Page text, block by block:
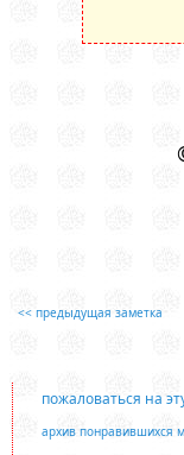
<< предыдущая заметка
пожаловаться на
архив понравившихся